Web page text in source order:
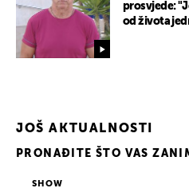
prosvjede:
od života
JOŠ AKTUALNOSTI
PRONAĐITE ŠTO VAS
SHOW